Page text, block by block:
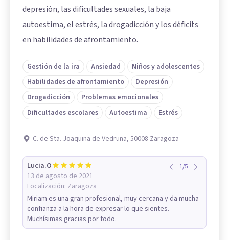
depresión, las dificultades sexuales, la baja
autoestima, el estrés, la drogadicción y los déficits
en habilidades de afrontamiento.
Gestión de la ira Ansiedad
Niños y adolescentes
Habilidades de afrontamiento
Depresión
Drogadicción
Problemas emocionales
Dificultades escolares
Autoestima Estrés
C. de Sta. Joaquina de Vedruna, 50008 Zaragoza
Lucia.O
13 de agosto de 2021
Localización: Zaragoza
1/5
Miriam es una gran profesional, muy cercana y da mucha
confianza a la hora de expresar lo que sientes.
Muchísimas gracias por todo.